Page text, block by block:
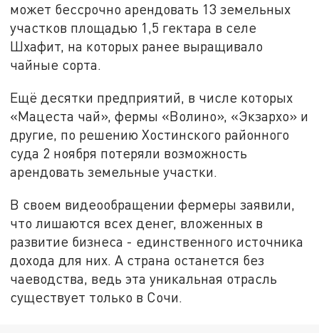
может бессрочно арендовать 13 земельных
участков площадью 1,5 гектара в селе
Шхафит, на которых ранее выращивало
чайные сорта.
Ещё десятки предприятий, в числе которых
«Мацеста чай», фермы «Волино», «Экзархо» и
другие, по решению Хостинского районного
суда 2 ноября потеряли возможность
арендовать земельные участки.
В своем видеообращении фермеры заявили,
что лишаются всех денег, вложенных в
развитие бизнеса - единственного источника
дохода для них. А страна останется без
чаеводства, ведь эта уникальная отрасль
существует только в Сочи.